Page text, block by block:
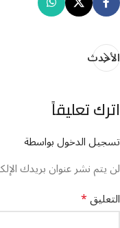
الأحدث
اترك تعليقاً
تسجيل الدخول بواسطة
لن يتم نشر عنوان بريدك
التعليق*